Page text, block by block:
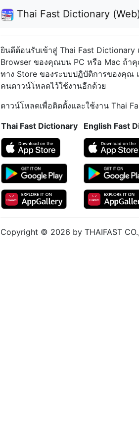
Thai Fast Dictionary (Web)
ยินดีต้อนรับเข้าสู่ Thai Fast
Browser ของคุณบน PC หรือ Mac ถ้า
ทาง Store ของระบบปฏิบัติการของคุณ
คนดาวน์โหลดไว้ใช้งานอีกด้วย
ดาวน์โหลดเพื่อติดตั้งและใช้งาน Thai
Thai Fast Dictionary English Fast
Copyright © 2026 by THAIFAST